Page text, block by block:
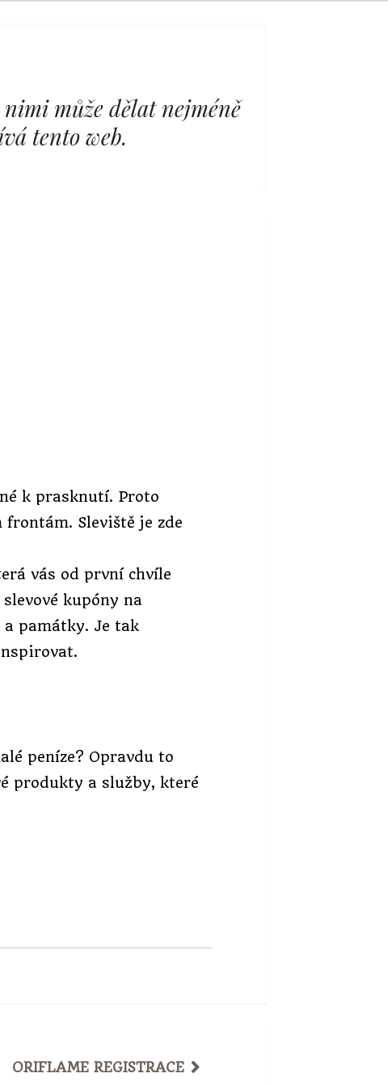
může dělat nejméně
tento web.
k prasknutí. Proto
Sleviště je zde
vás od první chvíle
kupóny na
a památky. Je tak
peníze? Opravdu to
produkty a služby, které
ORIFLAME REGISTRACE